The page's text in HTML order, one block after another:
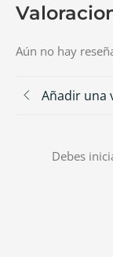
Aún no hay
Añadir una
Debes